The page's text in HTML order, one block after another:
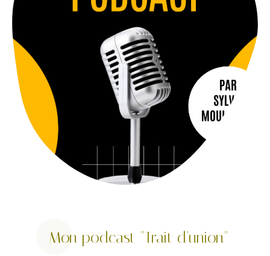
Mon podcast "Trait d'union"